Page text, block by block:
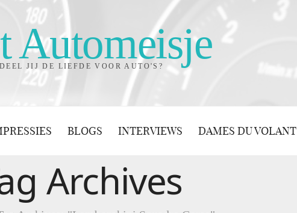
Automeisje
DEEL JIJ DE LIEFDE VOOR AUTO'S?
BLOGS INTERVIEWS DAMES DU VOLANT
Archives